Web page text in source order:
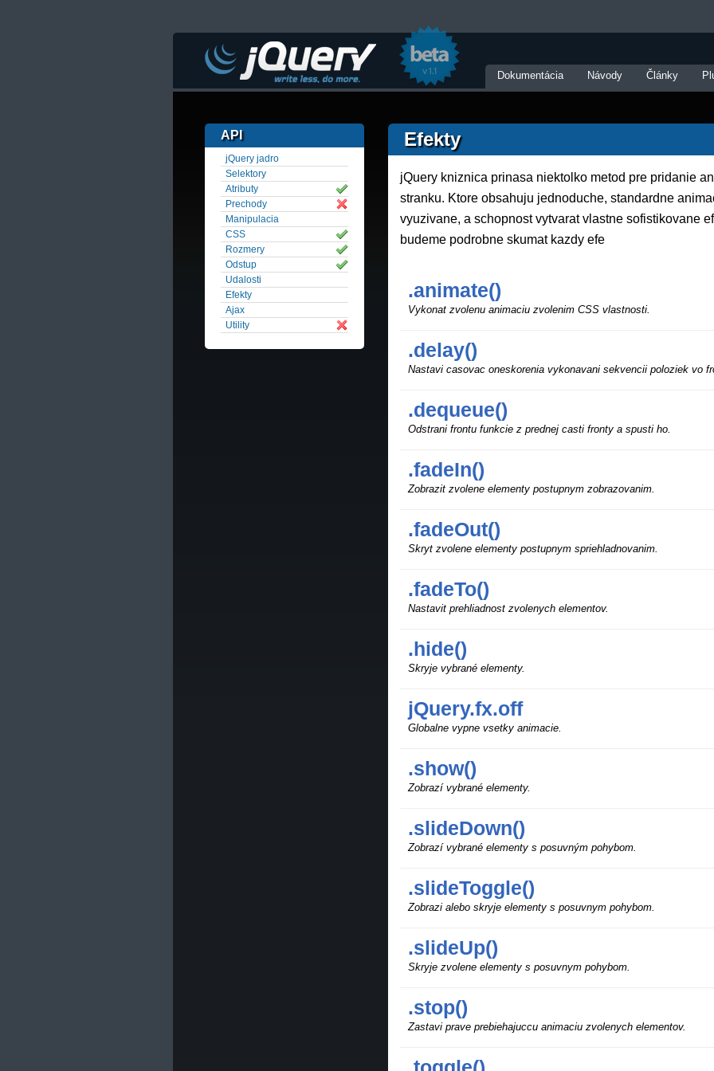
Dokumentácia Návody Články
API
jQuery jadro
Selektory
Atributy
Prechody
Manipulacia
CSS
Rozmery
Odstup
Udalosti
Efekty
Ajax
Utility
Efekty
jQuery kniznica prinasa niektolko metod pre pridanie
stranku. Ktore obsahuju jednoduche, standardne
vyuzivane, a schopnost vytvarat vlastne sofistikovane
budeme podrobne skumat kazdy efe
.animate()
Vykonat zvolenu animaciu zvolenim CSS vlastnosti.
.delay()
Nastavi casovac oneskorenia vykonavani sekvencii poloziek vo
.dequeue()
Odstrani frontu funkcie z prednej casti fronty a spusti ho.
.fadeIn()
Zobrazit zvolene elementy postupnym zobrazovanim.
.fadeOut()
Skryt zvolene elementy postupnym spriehladnovanim.
.fadeTo()
Nastavit prehliadnost zvolenych elementov.
.hide()
Skryje vybrané elementy.
jQuery.fx.off
Globalne vypne vsetky animacie.
.show()
Zobrazí vybrané elementy.
.slideDown()
Zobrazí vybrané elementy s posuvným pohybom.
.slideToggle()
Zobrazi alebo skryje elementy s posuvnym pohybom.
.slideUp()
Skryje zvolene elementy s posuvnym pohybom.
.stop()
Zastavi prave prebiehajuccu animaciu zvolenych elementov.